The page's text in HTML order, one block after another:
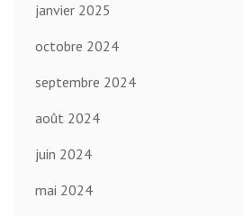
janvier 2025
octobre 2024
septembre 2024
août 2024
juin 2024
mai 2024